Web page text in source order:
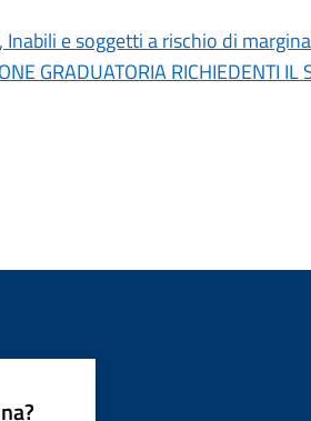
e soggetti a rischio di
GRADUATORIA RICHIEDENTI IL